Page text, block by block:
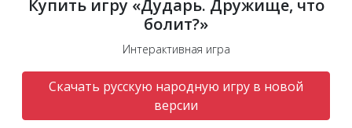
Купить игру «Дударь. Дружище, что
болит?»
Интерактивная игра
Скачать русскую народную игру в новой
версии